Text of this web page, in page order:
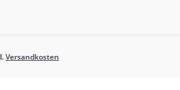
Versandkosten